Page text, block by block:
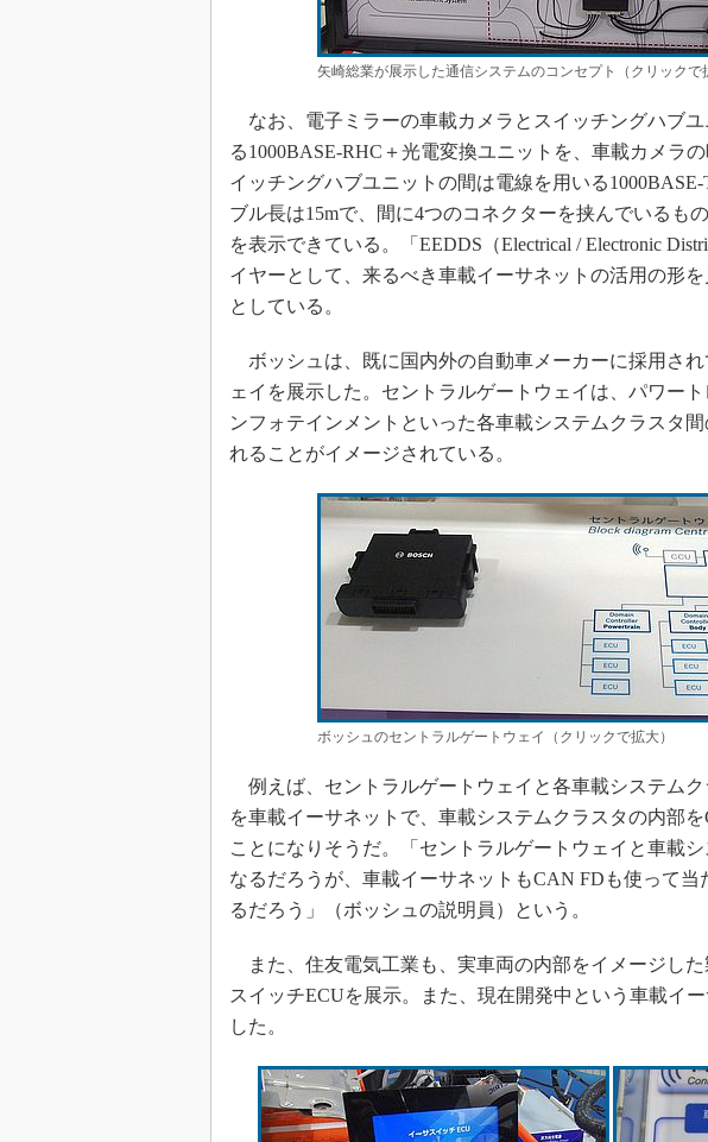
矢崎総業が展示した通信システムのコンセプト（クリックで
なお、電子ミラーの車載カメラとスイッチングハブ
る1000BASE-RHC＋光電変換ユニットを、車載カメラ
イッチングハブユニットの間は電線を用いる
ブル長は15mで、間に4つのコネクターを挟んでいるも
を表示できている。「EEDDS（Electrical / Electronic
イヤーとして、来るべき車載イーサネットの活用の形
としている。
ボッシュは、既に国内外の自動車メーカーに採用さ
ェイを展示した。セントラルゲートウェイは、パワー
ンフォテインメントといった各車載システムクラスタ
れることがイメージされている。
ボッシュのセントラルゲートウェイ（クリックで拡大）
例えば、セントラルゲートウェイと各車載システム
を車載イーサネットで、車載システムクラスタの内部
ことになりそうだ。「セントラルゲートウェイと車載
なるだろうが、車載イーサネットもCAN FDも使って当
るだろう」（ボッシュの説明員）という。
また、住友電気工業も、実車両の内部をイメージし
スイッチECUを展示。また、現在開発中という車載イ
した。